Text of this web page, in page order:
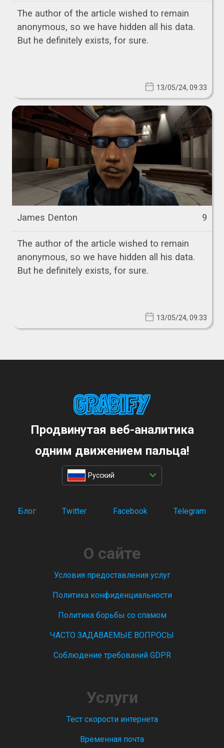
The author of the article wished to remain
anonymous, so we have hidden all his data.
But he definitely exists, for sure.
13/05/24, 09:33
James Denton 9
The author of the article wished to remain
anonymous, so we have hidden all his data.
But he definitely exists, for sure.
13/05/24, 09:33
Продвинутая веб-аналитика
одним движением пальца!
Русский
Блог Twitter Facebook Telegram
О сайте
Условия предоставления услуг
Политика конфиденциальности
Политика борьбы со спамом
ЧАСТО ЗАДАВАЕМЫЕ ВОПРОСЫ
Соблюдение требований GDPR
Услуги
Тест скорости интернета
Временная почта